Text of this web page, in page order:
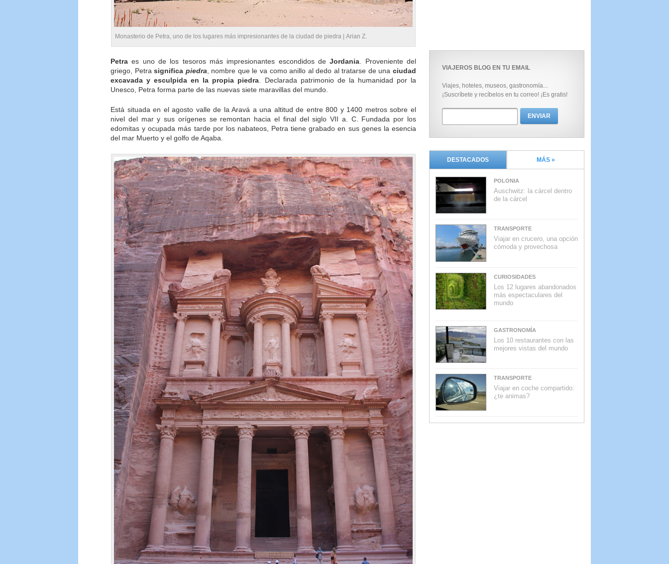
Monasterio de Petra, uno de los lugares más impresionantes de la ciudad de piedra | Arian Z.
Petra es uno de los tesoros más impresionantes escondidos deJordania . Proveniente del
griego, Petrasignifica piedra , nombre que le va como anillo al dedo al tratarse de una ciudad
excavada y esculpida en la propia piedra . Declarada patrimonio de la humanidad por la
Unesco, Petra forma parte de las nuevas siete maravillas del mundo.
Está situada en el agosto valle de la Aravá a una altitud de entre 800 y 1400 metros sobre el
nivel del mar y sus orígenes se remontan hacia el final del siglo VII a. C. Fundada por los
edomitas y ocupada más tarde por los nabateos, Petra tiene grabado en sus genes la esencia
del mar Muerto y el golfo de Aqaba.
VIAJEROS BLOG EN TU EMAIL
Viajes, hoteles, museos, gastronomía...
¡Suscríbete y recíbelos en tu correo! ¡Es gratis!
DESTACADOS MÁS »
POLONIA
Auschwitz: la cárcel dentro
de la cárcel
TRANSPORTE
Viajar en crucero, una opción
cómoda y provechosa
CURIOSIDADES
Los 12 lugares abandonados
más espectaculares del
mundo
GASTRONOMÍA
Los 10 restaurantes con las
mejores vistas del mundo
TRANSPORTE
Viajar en coche compartido:
¿te animas?